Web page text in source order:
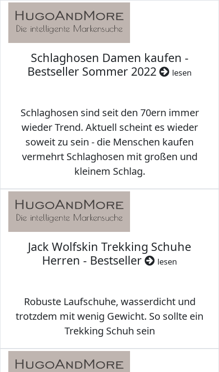
Schlaghosen Damen kaufen -
Bestseller Sommer 2022
lesen
Schlaghosen sind seit den 70ern immer
wieder Trend. Aktuell scheint es wieder
soweit zu sein - die Menschen kaufen
vermehrt Schlaghosen mit großen und
kleinem Schlag.
Jack Wolfskin Trekking Schuhe
Herren - Bestseller
lesen
Robuste Laufschuhe, wasserdicht und
trotzdem mit wenig Gewicht. So sollte ein
Trekking Schuh sein